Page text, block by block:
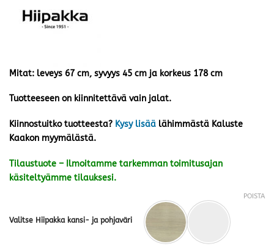
Mitat: leveys 67 cm, syvyys 45 cm ja korkeus 178 cm
Tuotteeseen on kiinnitettävä vain jalat.
Kiinnostuitko tuotteesta? Kysy lisää lähimmästä Kaluste
Kaakon myymälästä.
Tilaustuote – Ilmoitamme tarkemman toimitusajan
käsiteltyämme tilauksesi.
Valitse Hiipakka kansi- ja pohjaväri
POISTA